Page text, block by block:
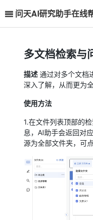
问天AI研究助手在线
多文档检索与
描述 通过对多个文档
深入了解，从而更为
使用方法
1.在文件列表顶部的
息，AI助手会返回对
源为全部文件夹，可